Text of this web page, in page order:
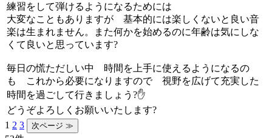
練習をして弾けるようになるためには
大変なこともありますが 基本的には楽しくないと良い音
楽は生まれません。また何かを始めるのに年齢は気にしな
くて良いと思っています?
毎日の慌ただしい中 時間を上手に使えるようになるの
も これから必要になりますので 視野を広げて充実した
時間を過ごして行きましょう?✋
どうぞよろしくお願いいたします?
1 2 3